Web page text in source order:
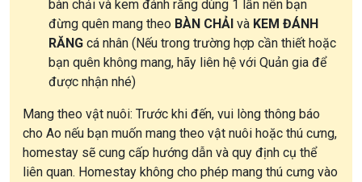
bàn chải và kem đánh răng dùng 1 lần nên bạn
đừng quên mang theo BÀN CHẢI và KEM ĐÁNH
RĂNG cá nhân (Nếu trong trường hợp cần thiết hoặc
bạn quên không mang, hãy liên hệ với Quản gia để
được nhận nhé)
Mang theo vật nuôi: Trước khi đến, vui lòng thông báo
cho Ao nếu bạn muốn mang theo vật nuôi hoặc thú cưng,
homestay sẽ cung cấp hướng dẫn và quy định cụ thể
liên quan. Homestay không cho phép mang thú cưng vào